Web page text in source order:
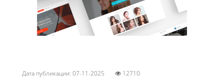
Дата публикации: 07-11-2025 12710